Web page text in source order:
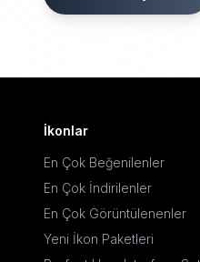
İkonlar
En Çok Beğenilenler
En Çok İndirilenler
En Çok Görüntülenenler
Yeni İkon Paketleri